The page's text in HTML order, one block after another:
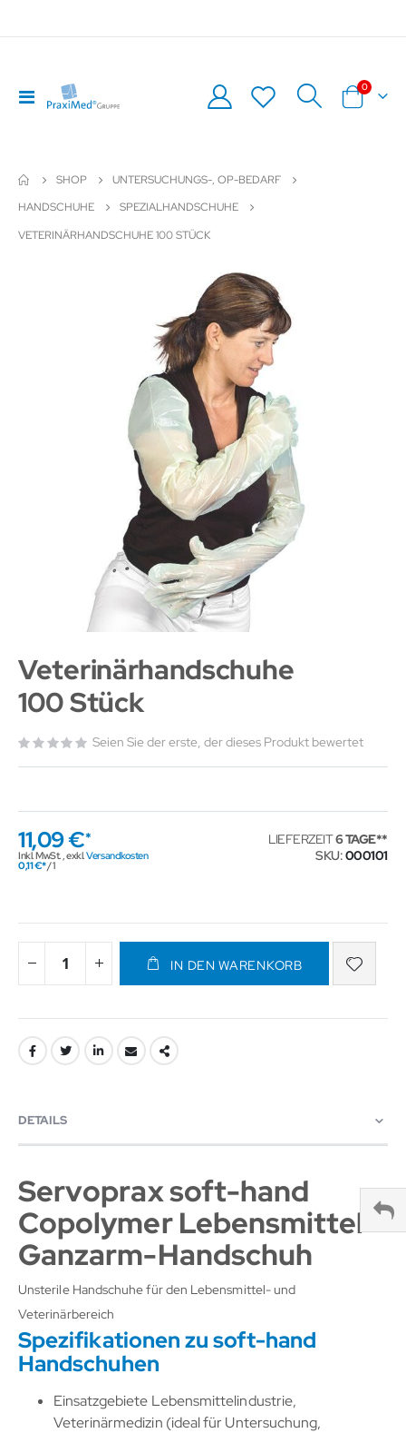
Navigation
umschalten
Warenkorb
0
SHOP
UNTERSUCHUNGS-, OP-BEDARF
HANDSCHUHE
SPEZIALHANDSCHUHE
VETERINÄRHANDSCHUHE 100 STÜCK
Veterinärhandschuhe
100 Stück
Seien Sie der erste, der dieses Produkt bewertet
11,09 €
Inkl. MwSt.,exkl.Versandkosten
0,11 € / 1
LIEFERZEIT6 TAGE
SKU 000101
IN DEN WARENKORB
DETAILS
Servoprax soft-hand
Copolymer Lebensmittel
Ganzarm-Handschuh
Unsterile Handschuhe für den Lebensmittel- und
Veterinärbereich
Spezifikationen zu soft-hand
Handschuhen
Einsatzgebiete Lebensmittelindustrie,
Veterinärmedizin (ideal für Untersuchung,